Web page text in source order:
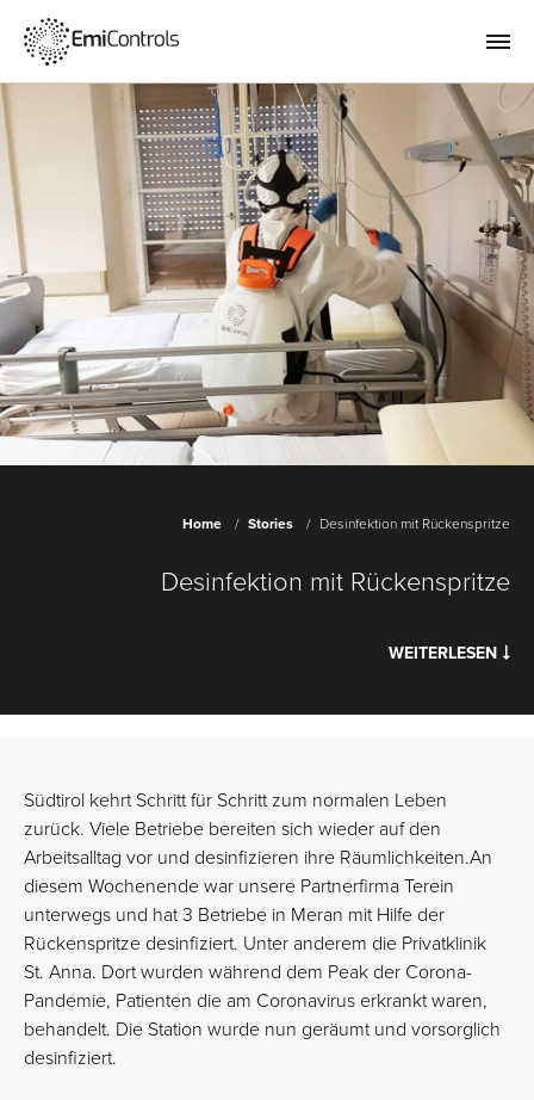
Home Stories Desinfektion mit Rückenspritze
Desinfektion mit Rückenspritze
WEITERLESEN
Südtirol kehrt Schritt für Schritt zum normalen Leben
zurück. Viele Betriebe bereiten sich wieder auf den
Arbeitsalltag vor und desinfizieren ihre Räumlichkeiten.An
diesem Wochenende war unsere Partnerfirma Terein
unterwegs und hat 3 Betriebe in Meran mit Hilfe der
Rückenspritze desinfiziert. Unter anderem die Privatklinik
St. Anna. Dort wurden während dem Peak der Corona-
Pandemie, Patienten die am Coronavirus erkrankt waren,
behandelt. Die Station wurde nun geräumt und vorsorglich
desinfiziert.